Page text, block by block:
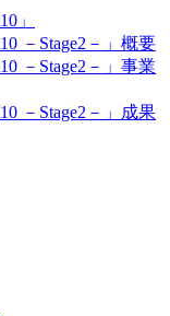
」
－Stage2－」概要
－Stage2－」事業
－Stage2－」成果